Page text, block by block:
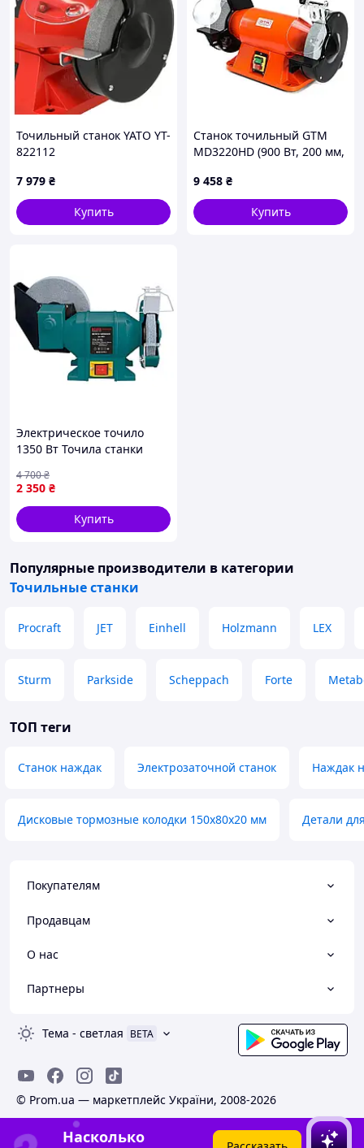
Точильный станок YATO YT-
822112
7 979 ₴
Купить
Станок точильный GTM
MD3220HD (900 Вт, 200 мм,
9 458 ₴
Купить
Электрическое точило
1350 Вт Точила станки
Настольное точило /2
круга Точильный станок
ручной
2 350 ₴
4 700₴
Купить
Популярные производители в категории
Точильные станки
Procraft JET Einhell Holzmann LEX
Sturm Parkside Scheppach Forte
ТОП теги
Станок наждак Электрозаточной станок Наждак
Дисковые тормозные колодки 150х80х20 мм Детали
Покупателям
Продавцам
О нас
Партнеры
Тема - светлая BETA
© Prom.ua — маркетплейс України, 2008-2026
Насколько